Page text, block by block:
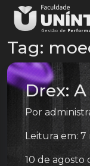
Tag:
Drex:
Por
Leitura em: 7
10 de agosto